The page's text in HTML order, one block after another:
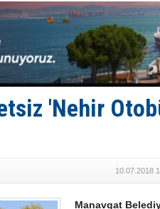
DESE,
35 milyon
İnsansız
Yüzyıl
Anadolu
Derince,
İTU AUV,
'Nehir
10.07.2018
Manavgat